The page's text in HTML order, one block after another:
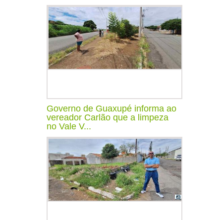
Governo de Guaxupé informa ao
vereador Carlão que a limpeza
no Vale V...